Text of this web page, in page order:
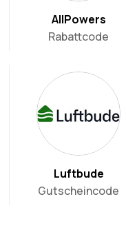
AllPowers
Rabattcode
Luftbude
Gutscheincode